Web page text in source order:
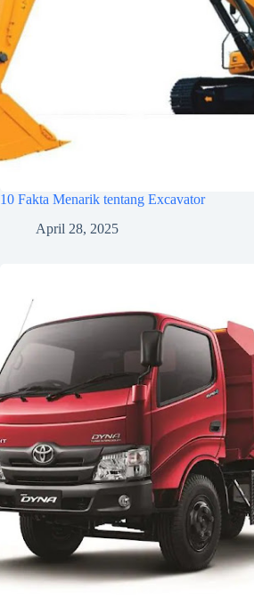
10 Fakta Menarik tentang Excavator
April 28, 2025